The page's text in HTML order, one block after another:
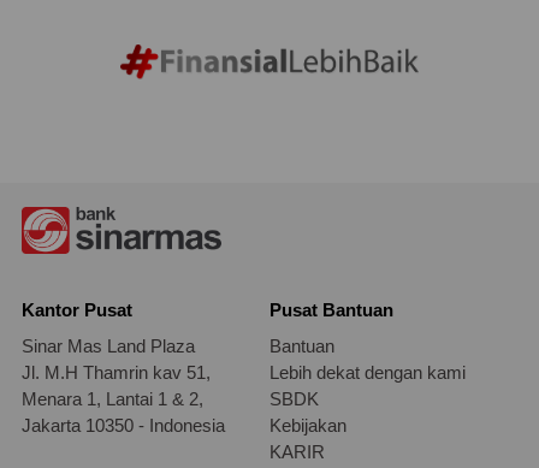
Kantor Pusat
Sinar Mas Land Plaza
Jl. M.H Thamrin kav 51,
Menara 1, Lantai 1 & 2,
Jakarta 10350 - Indonesia
Pusat Bantuan
Bantuan
Lebih dekat dengan kami
SBDK
Kebijakan
KARIR